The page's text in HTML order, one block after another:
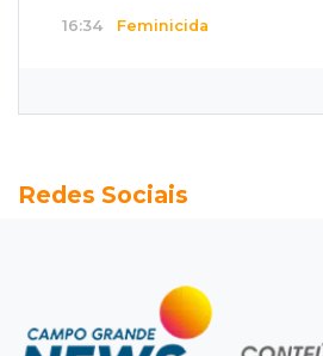
16:34 Feminicida
Justiça condena empresário
Sem oxigênio
Trabalhadores passam mal
d'água em obra do Belas
Redes Sociais